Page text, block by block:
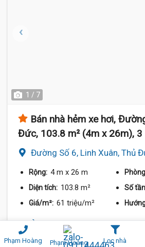
Phạm Hoàng Phạm Hoàng Lọc nhà
1 / 7
Bán nhà hẻm xe hơi,
Đức, 103.8 m² (4m x 26m),
Đường Số 6, Linh Xuân, Thủ
Rộng: 4 m x 26 m
Diện tích: 103.8 m² Số
Giá/m²: 61 triệu/m²
7 tỷ So sánh